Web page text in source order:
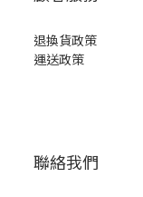
退換貨政策
運送政策
聯絡我們